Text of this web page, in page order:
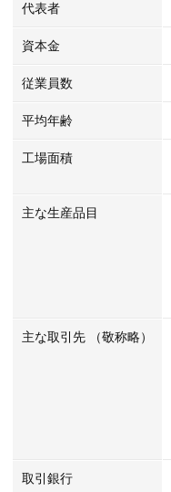
代表者
資本金
従業員数
平均年齢
工場面積
主な生産品目
主な取引先 （敬称略）
取引銀行